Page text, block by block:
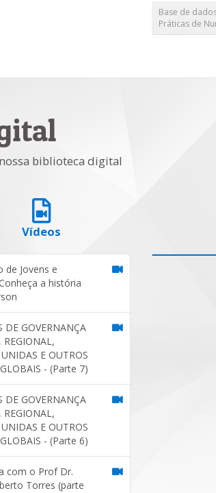
Base de
Práticas de
biblioteca digital
Vídeos
de Jovens e
a história
DE GOVERNANÇA
REGIONAL,
E OUTROS
- (Parte 7)
DE GOVERNANÇA
REGIONAL,
E OUTROS
- (Parte 6)
com o Prof Dr.
Torres (parte